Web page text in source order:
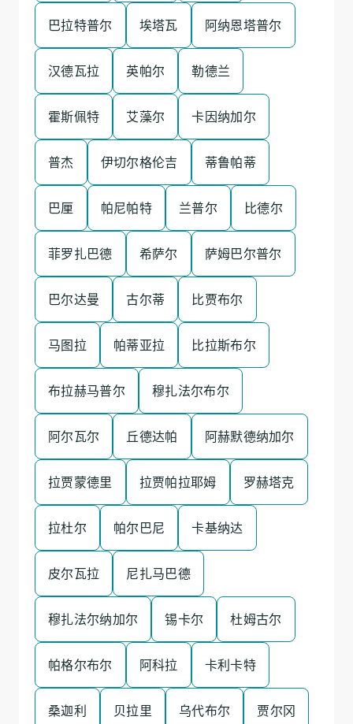
巴拉特普尔 埃塔瓦 阿纳恩塔普尔
汉德瓦拉 英帕尔 勒德兰
霍斯佩特 艾藻尔 卡因纳加尔
普杰 伊切尔格伦吉 蒂鲁帕蒂
巴厘 帕尼帕特 兰普尔 比德尔
菲罗扎巴德 希萨尔 萨姆巴尔普尔
巴尔达曼 古尔蒂 比贾布尔
马图拉 帕蒂亚拉 比拉斯布尔
布拉赫马普尔 穆扎法尔布尔
阿尔瓦尔 丘德达帕 阿赫默德纳加尔
拉贾蒙德里 拉贾帕拉耶姆 罗赫塔克
拉杜尔 帕尔巴尼 卡基纳达
皮尔瓦拉 尼扎马巴德
穆扎法尔纳加尔 锡卡尔 杜姆古尔
帕格尔布尔 阿科拉 卡利卡特
桑迦利 贝拉里 乌代布尔 贾尔冈